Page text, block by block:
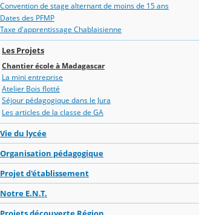
Convention de stage alternant de moins de 15 ans
Dates des PFMP
Taxe d'apprentissage Chablaisienne
Les Projets
Chantier école à Madagascar
La mini entreprise
Atelier Bois flotté
Séjour pédagogique dans le Jura
Les articles de la classe de GA
Vie du lycée
Organisation pédagogique
Projet d'établissement
Notre E.N.T.